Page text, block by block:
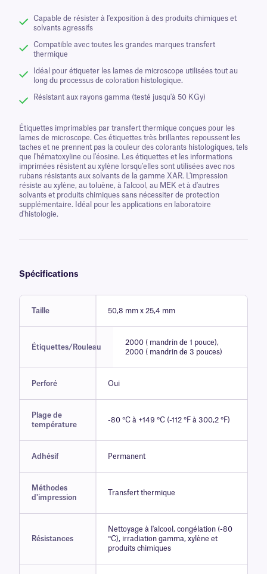
Capable de résister à l'exposition à des produits chimiques et
solvants agressifs
Compatible avec toutes les grandes marques transfert
thermique
Idéal pour étiqueter les lames de microscope utilisées tout au
long du processus de coloration histologique.
Résistant aux rayons gamma (testé jusqu'à 50 KGy)
Étiquettes imprimables par transfert thermique conçues pour les
lames de microscope. Ces étiquettes très brillantes repoussent les
taches et ne prennent pas la couleur des colorants histologiques, tels
que l'hématoxyline ou l'éosine. Les étiquettes et les informations
imprimées résistent au xylène lorsqu'elles sont utilisées avec nos
rubans résistants aux solvants de la gamme XAR. L'impression
résiste au xylène, au toluène, à l'alcool, au MEK et à d'autres
solvants et produits chimiques sans nécessiter de protection
supplémentaire. Idéal pour les applications en laboratoire
d'histologie.
Spécifications
Taille 50,8 mm x 25,4 mm
Étiquettes/Rouleau
2000 ( mandrin de 1 pouce),
2000 ( mandrin de 3 pouces)
Perforé Oui
Plage de
température
-80 °C à +149 °C (-112 °F à 300,2 °F)
Adhésif Permanent
Méthodes
d'impression
Transfert thermique
Résistances
Nettoyage à l'alcool, congélation (-80
°C), irradiation gamma, xylène et
produits chimiques